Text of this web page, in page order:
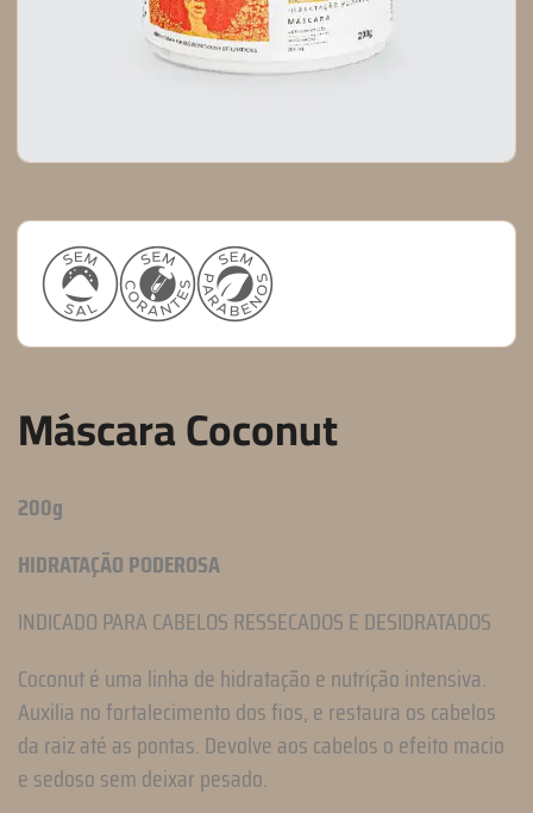
Máscara Coconut
200g
HIDRATAÇÃO PODEROSA
INDICADO PARA CABELOS RESSECADOS E DESIDRATADOS
Coconut é uma linha de hidratação e nutrição intensiva.
Auxilia no fortalecimento dos fios, e restaura os cabelos
da raiz até as pontas. Devolve aos cabelos o efeito macio
e sedoso sem deixar pesado.